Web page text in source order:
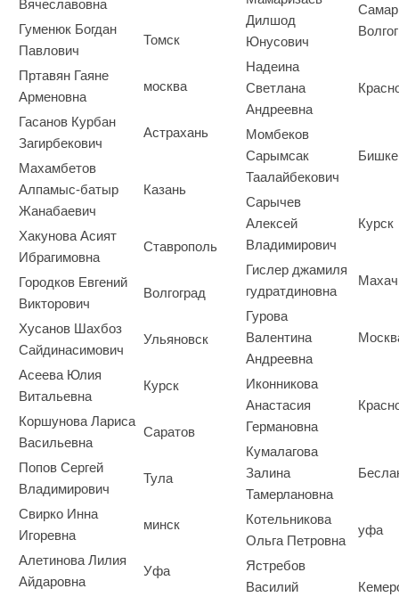
Вячеславовна
Гуменюк Богдан
Павлович
Томск
Пртавян Гаяне
Арменовна
москва
Гасанов Курбан
Загирбекович
Астрахань
Махамбетов
Алпамыс-батыр
Жанабаевич
Казань
Хакунова Асият
Ибрагимовна
Ставрополь
Городков Евгений
Викторович
Волгоград
Хусанов Шахбоз
Сайдинасимович
Ульяновск
Асеева Юлия
Витальевна
Курск
Коршунова Лариса
Васильевна
Саратов
Попов Сергей
Владимирович
Тула
Свирко Инна
Игоревна
минск
Алетинова Лилия
Айдаровна
Уфа
Дилшод
Юнусович
Надеина
Светлана
Андреевна
Момбеков
Сарымсак
Таалайбекович
Сарычев
Алексей
Владимирович
Курск
Гислер джамиля
гудратдиновна
Гурова
Валентина
Андреевна
Иконникова
Анастасия
Германовна
Кумалагова
Залина
Тамерлановна
Котельникова
Ольга Петровна
уфа
Ястребов
Василий